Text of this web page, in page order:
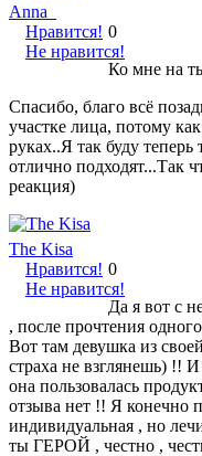
Anna_
Нравится!
Не нравится!
0
Ко мне на
Спасибо, благо всё
участке лица, потому
руках..Я так буду
отлично подходят...Так
реакция)
The Kisa
Нравится!
Не нравится!
0
Да я вот с
, после прочтения
Вот там девушка из
страха не взглянешь) !!
она пользовалась
отзыва нет !! Я конечно
индивидуальная , но
ты ГЕРОЙ , честно ,